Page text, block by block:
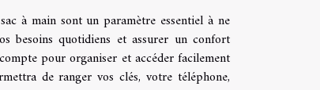
à main sont un paramètre essentiel à ne
besoins quotidiens et assurer un confort
pour organiser et accéder facilement
de ranger vos clés, votre téléphone,